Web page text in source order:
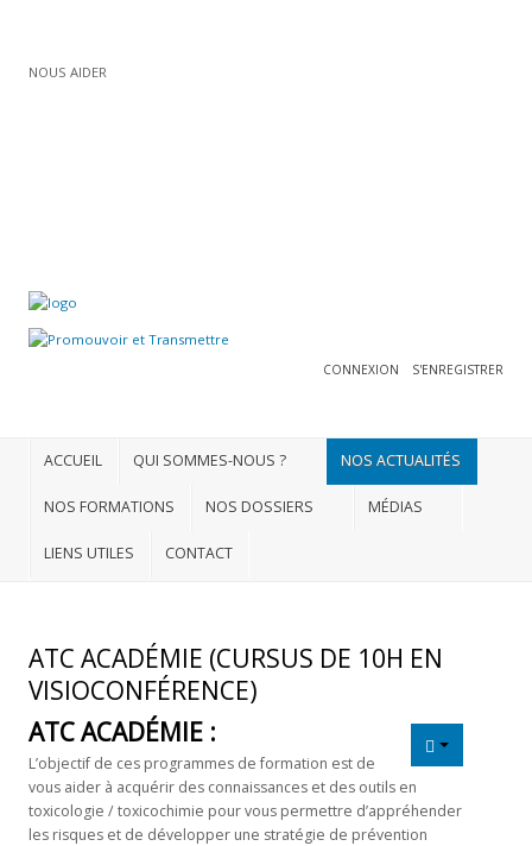
QUI
SOMMES-
ACTUALITÉS
NOS
Médias
Liens
utiles
CONTACT
NOUS AIDER
CONNEXION S'ENREGISTRER
ACCUEIL QUI SOMMES-NOUS ? NOS ACTUALITÉS
NOS FORMATIONS NOS DOSSIERS MÉDIAS
LIENS UTILES CONTACT
ATC ACADÉMIE (CURSUS DE 10H EN
VISIOCONFÉRENCE)
ATC ACADÉMIE :
L’objectif de ces programmes de formation est de
vous aider à acquérir des connaissances et des outils en
toxicologie / toxicochimie pour vous permettre d’appréhender
les risques et de développer une stratégie de prévention